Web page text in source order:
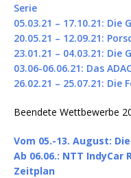
Serie
05.03.21 – 17.10.21: Die
20.05.21 – 12.09.21:
23.01.21 – 04.03.21: Die
03.06-06.06.21: Das
26.02.21 – 25.07.21:
Beendete Wettbewerbe
Vom 05.-13. August:
Ab 06.06.: NTT IndyCar
Zeitplan